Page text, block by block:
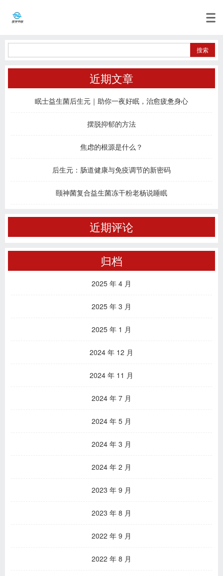
近期文章
眠士益生菌后生元｜助你一夜好眠，治愈疲惫身心
摆脱抑郁的方法
焦虑的根源是什么？
后生元：肠道健康与免疫调节的新密码
颐神菌复合益生菌冻干粉老杨说睡眠
近期评论
归档
2025 年 4 月
2025 年 3 月
2025 年 1 月
2024 年 12 月
2024 年 11 月
2024 年 7 月
2024 年 5 月
2024 年 3 月
2024 年 2 月
2023 年 9 月
2023 年 8 月
2022 年 9 月
2022 年 8 月